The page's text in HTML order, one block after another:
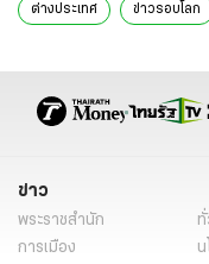
ต่างประเทศ ข่าวรอบโลก
ข่าว
พระราชสำนัก
การเมือง